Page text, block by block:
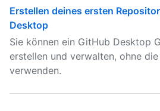
Erstellen deines ersten
Desktop
Sie können ein GitHub Desktop
erstellen und verwalten, ohne
verwenden.